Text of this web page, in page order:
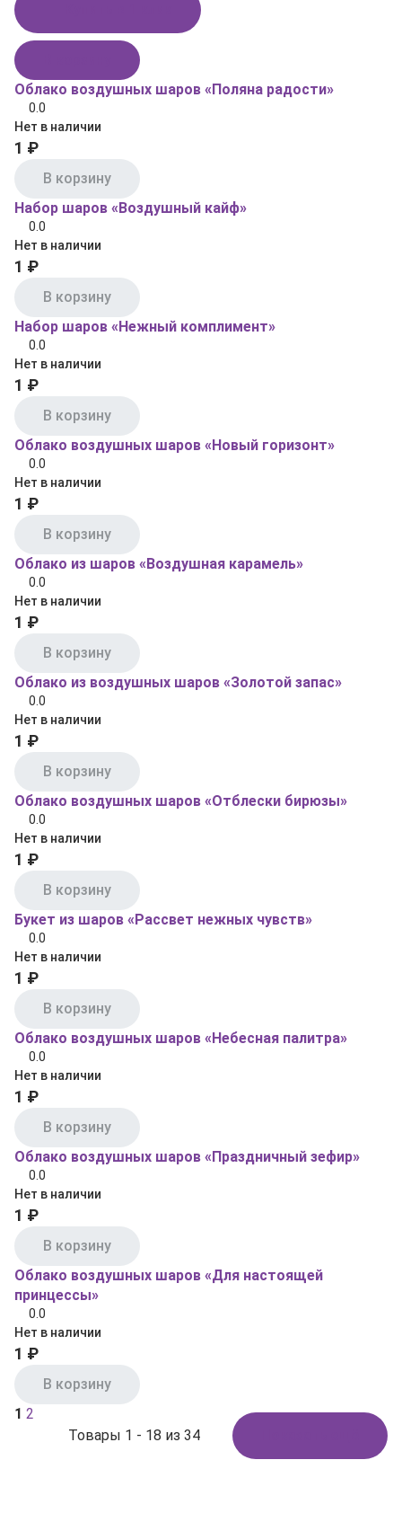
Облако воздушных шаров «Поляна радости»
0.0
Нет в наличии
1 ₽
В корзину
Набор шаров «Воздушный кайф»
0.0
Нет в наличии
1 ₽
В корзину
Набор шаров «Нежный комплимент»
0.0
Нет в наличии
1 ₽
В корзину
Облако воздушных шаров «Новый горизонт»
0.0
Нет в наличии
1 ₽
В корзину
Облако из шаров «Воздушная карамель»
0.0
Нет в наличии
1 ₽
В корзину
Облако из воздушных шаров «Золотой запас»
0.0
Нет в наличии
1 ₽
В корзину
Облако воздушных шаров «Отблески бирюзы»
0.0
Нет в наличии
1 ₽
В корзину
Букет из шаров «Рассвет нежных чувств»
0.0
Нет в наличии
1 ₽
В корзину
Облако воздушных шаров «Небесная палитра»
0.0
Нет в наличии
1 ₽
В корзину
Облако воздушных шаров «Праздничный зефир»
0.0
Нет в наличии
1 ₽
В корзину
Облако воздушных шаров «Для настоящей
принцессы»
0.0
Нет в наличии
1 ₽
В корзину
Товары 1 - 18 из 34
1 2